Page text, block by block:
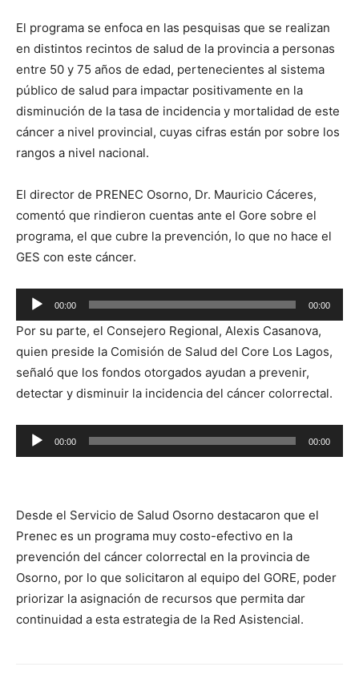
El programa se enfoca en las pesquisas que se realizan
en distintos recintos de salud de la provincia a personas
entre 50 y 75 años de edad, pertenecientes al sistema
público de salud para impactar positivamente en la
disminución de la tasa de incidencia y mortalidad de este
cáncer a nivel provincial, cuyas cifras están por sobre los
rangos a nivel nacional.
El director de PRENEC Osorno, Dr. Mauricio Cáceres,
comentó que rindieron cuentas ante el Gore sobre el
programa, el que cubre la prevención, lo que no hace el
GES con este cáncer.
Reproductor
de
audio
00:00 00:00
Por su parte, el Consejero Regional, Alexis Casanova,
quien preside la Comisión de Salud del Core Los Lagos,
señaló que los fondos otorgados ayudan a prevenir,
detectar y disminuir la incidencia del cáncer colorrectal.
Reproductor
de
00:00 00:00
Desde el Servicio de Salud Osorno destacaron que el
Prenec es un programa muy costo-efectivo en la
prevención del cáncer colorrectal en la provincia de
Osorno, por lo que solicitaron al equipo del GORE, poder
priorizar la asignación de recursos que permita dar
continuidad a esta estrategia de la Red Asistencial.